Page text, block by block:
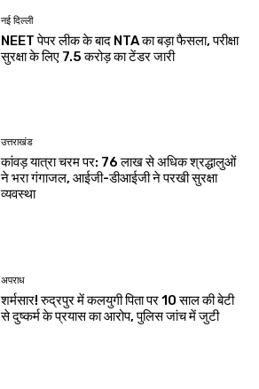
नई दिल्ली
NEET पेपर लीक के बाद NTA का बड़ा फैसला, परीक्षा
सुरक्षा के लिए ₹7.5 करोड़ का टेंडर जारी
उत्तराखंड
कांवड़ यात्रा चरम पर: 76 लाख से अधिक श्रद्धालुओं
ने भरा गंगाजल, आईजी-डीआईजी ने परखी सुरक्षा
व्यवस्था
अपराध
शर्मसार! रुद्रपुर में कलयुगी पिता पर 10 साल की बेटी
से दुष्कर्म के प्रयास का आरोप, पुलिस जांच में जुटी